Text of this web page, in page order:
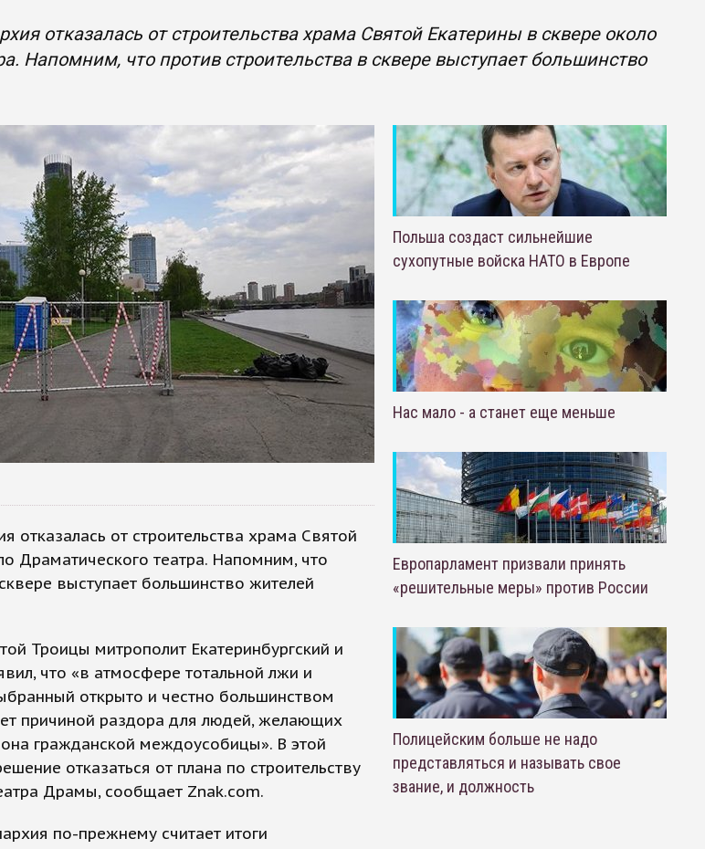
отказалась от строительства храма Святой Екатерины в сквере около
Напомним, что против строительства в сквере выступает большинство
отказалась от строительства храма Святой
Драматического театра. Напомним, что
выступает большинство жителей
Троицы митрополит Екатеринбургский и
что «в атмосфере тотальной лжи и
открыто и честно большинством
причиной раздора для людей, желающих
гражданской междоусобицы». В этой
отказаться от плана по строительству
Драмы, сообщает Znak.com.
по-прежнему считает итоги
Польша создаст сильнейшие
сухопутные войска НАТО в Европе
Нас мало - а станет еще меньше
Европарламент призвали принять
«решительные меры» против России
Полицейским больше не надо
представляться и называть свое
звание, и должность